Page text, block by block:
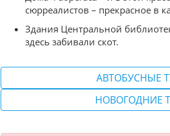
сюрреалистов – прекрасное
Здания Центральной
здесь забивали скот.
АВТОБУСНЫЕ
НОВОГОДНИЕ